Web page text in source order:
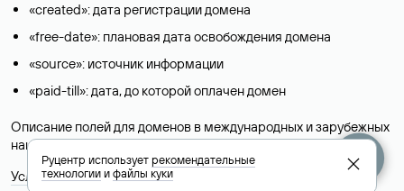
«created»: дата регистрации домена
«free-date»: плановая дата освобождения домена
«source»: источник информации
«paid-till»: дата, до которой оплачен домен
Описание полей для доменов в международных и зарубежных
национальных доменах представлены в разделе «Помощь».
Условия использования Whois-сервиса
Руцентр используетрекомендательные
технологииифайлы куки